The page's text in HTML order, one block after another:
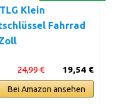
Klein
Fahrrad
19,54 €
24,99 €
Bei Amazon ansehen